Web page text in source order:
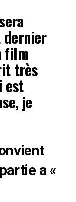
dernier
film
très
est
je
a «